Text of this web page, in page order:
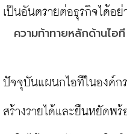
ความท้าทายหลักด้านไ
ปัจจุบันแผนกไอทีในองค์ก
สร้างรายได้และยืนหยัดพร้